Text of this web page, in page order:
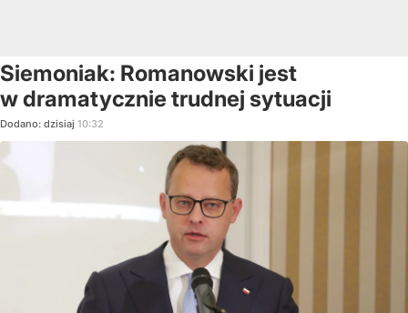
Siemoniak: Romanowski jest
w dramatycznie trudnej sytuacji
Dodano: dzisiaj 10:32